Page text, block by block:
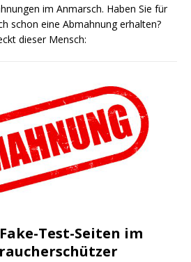
im Anmarsch. Haben Sie für
schon eine Abmahnung erhalten?
dieser Mensch:
Test-Seiten im